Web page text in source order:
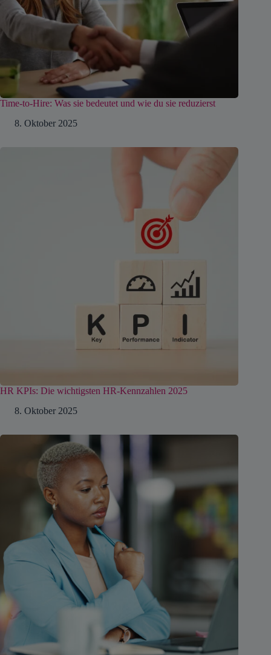
Time-to-Hire: Was sie bedeutet und wie du sie reduzierst
8. Oktober 2025
HR KPIs: Die wichtigsten HR-Kennzahlen 2025
8. Oktober 2025